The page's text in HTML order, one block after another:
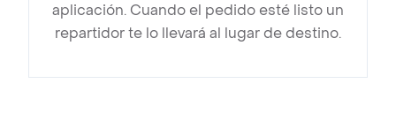
aplicación. Cuando el pedido esté listo un
repartidor te lo llevará al lugar de destino.